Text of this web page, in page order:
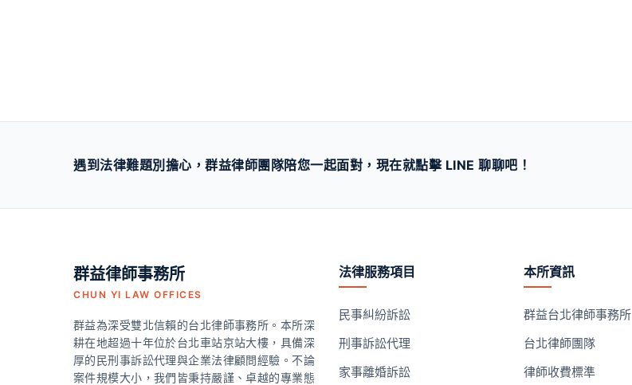
遇到法律難題別擔心，群益律師團隊陪您一起面對，現在就點擊 LINE 聊聊吧！
群益律師事務所
CHUN YI LAW OFFICES
群益為深受雙北信賴的台北律師事務所。本所深
耕在地超過十年位於台北車站京站大樓，具備深
厚的民刑事訴訟代理與企業法律顧問經驗。不論
案件規模大小，我們皆秉持嚴謹、卓越的專業態
法律服務項目
民事糾紛訴訟
刑事訴訟代理
家事離婚訴訟
本所資訊
群益台北律師事務所
台北律師團隊
律師收費標準